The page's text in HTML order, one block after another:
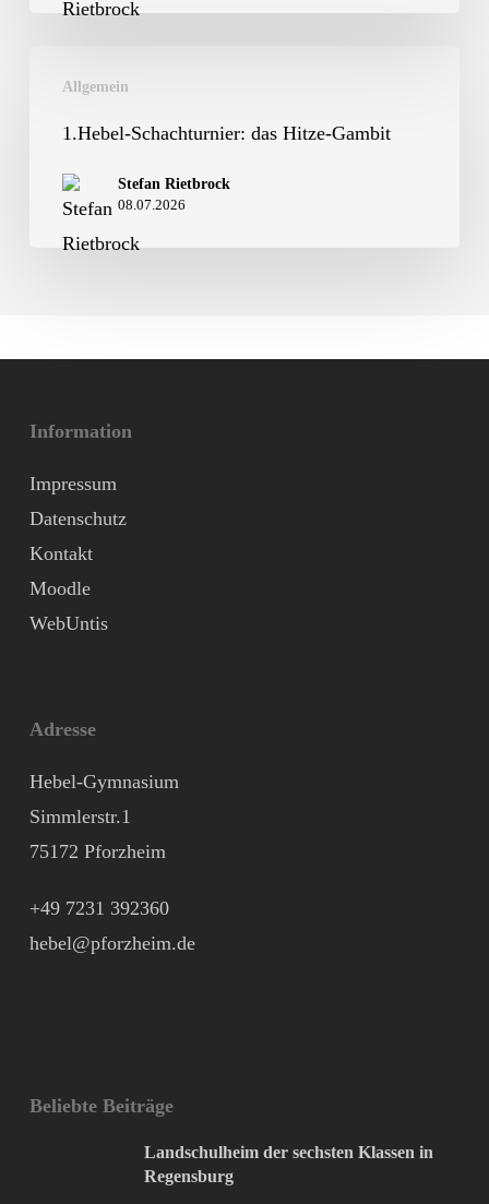
Allgemein
Schachturnier:
Gambit
1.Hebel-Schachturnier: das Hitze-Gambit
Stefan Rietbrock
08.07.2026
Information
Impressum
Datenschutz
Kontakt
Moodle
WebUntis
Adresse
Hebel-Gymnasium
Simmlerstr.1
75172 Pforzheim
+49 7231 392360
hebel@pforzheim.de
Beliebte Beiträge
Landschulheim der sechsten Klassen in
Regensburg